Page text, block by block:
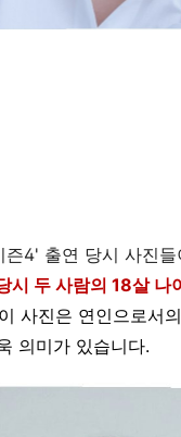
4' 출연 당시 사진들
시 두 사람의 18살 나
사진은 연인으로서
의미가 있습니다.